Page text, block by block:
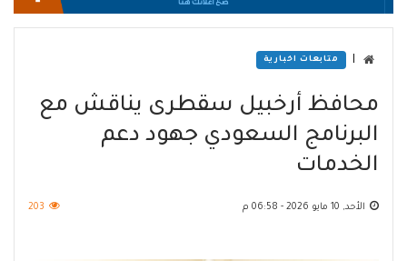
متابعات اخبارية
محافظ أرخبيل سقطرى يناقش مع
البرنامج السعودي جهود دعم
الخدمات
الأحد, 10 مايو 2026 - 06:58 م 203